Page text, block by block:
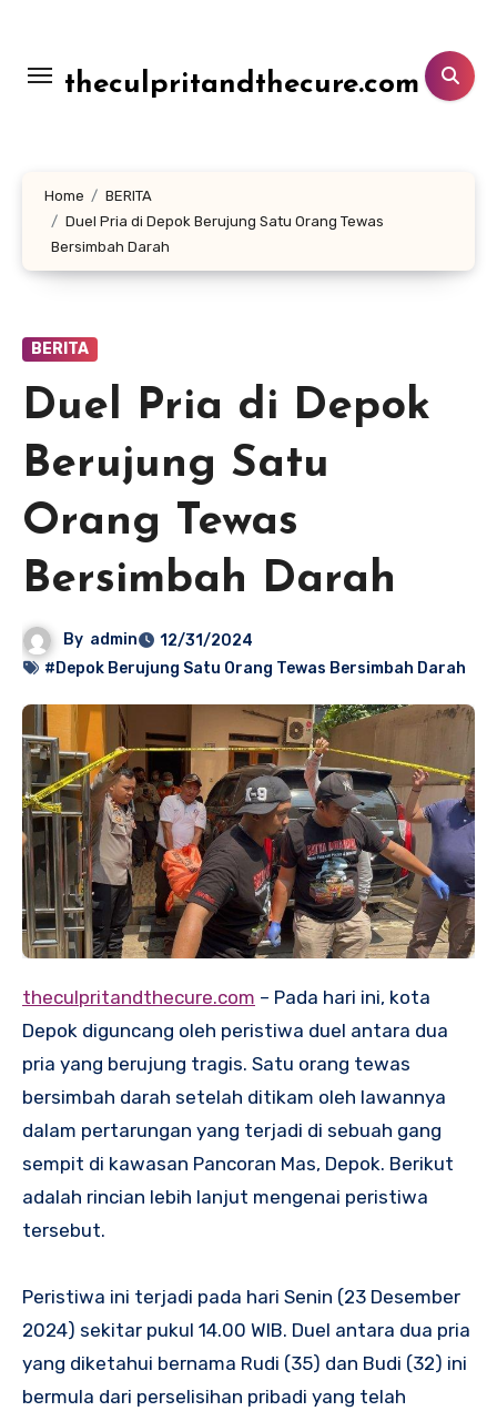
konten
theculpritandthecure.com
Home
BERITA
Duel Pria di Depok Berujung Satu Orang Tewas
Bersimbah Darah
BERITA
Duel Pria di Depok
Berujung Satu
Orang Tewas
Bersimbah Darah
By admin
12/31/2024
#Depok Berujung Satu Orang Tewas Bersimbah Darah
theculpritandthecure.com – Pada hari ini, kota
Depok diguncang oleh peristiwa duel antara dua
pria yang berujung tragis. Satu orang tewas
bersimbah darah setelah ditikam oleh lawannya
dalam pertarungan yang terjadi di sebuah gang
sempit di kawasan Pancoran Mas, Depok. Berikut
adalah rincian lebih lanjut mengenai peristiwa
tersebut.
Peristiwa ini terjadi pada hari Senin (23 Desember
2024) sekitar pukul 14.00 WIB. Duel antara dua pria
yang diketahui bernama Rudi (35) dan Budi (32) ini
bermula dari perselisihan pribadi yang telah